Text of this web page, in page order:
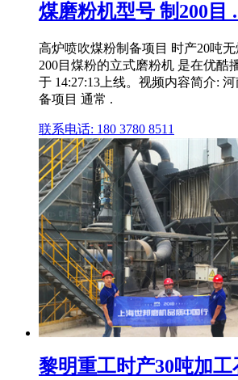
煤磨粉机型号 制200目
高炉喷吹煤粉制备项目 时产20吨
200目煤粉的立式磨粉机 是在优酷
于 14:27:13上线。视频内容简介:
备项目 通常 .
联系电话: 180 3780 8511
黎明重工时产30吨加